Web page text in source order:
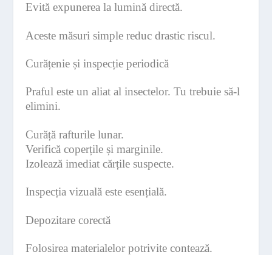
Evită expunerea la lumină directă.
Aceste măsuri simple reduc drastic riscul.
Curățenie și inspecție periodică
Praful este un aliat al insectelor. Tu trebuie să-l
elimini.
Curăță rafturile lunar.
Verifică coperțile și marginile.
Izolează imediat cărțile suspecte.
Inspecția vizuală este esențială.
Depozitare corectă
Folosirea materialelor potrivite contează.